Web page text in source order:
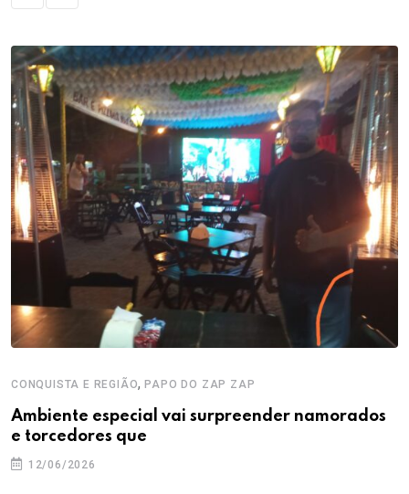
CONQUISTA E REGIÃO,PAPO DO ZAP ZAP
Ambiente especial vai surpreender namorados
e torcedores que
12/06/2026